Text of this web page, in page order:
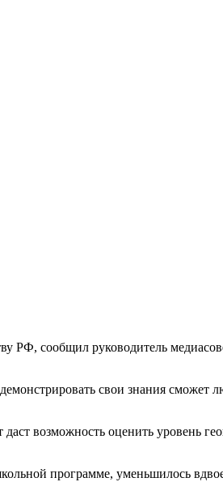
РФ, сообщил руководитель
свои знания сможет
возможность оценить уровень
программе, уменьшилось